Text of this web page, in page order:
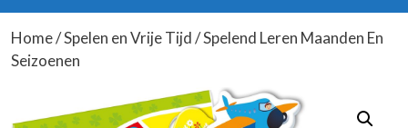
Home/Spelen en Vrije Tijd/ Spelend Leren Maanden En
Seizoenen